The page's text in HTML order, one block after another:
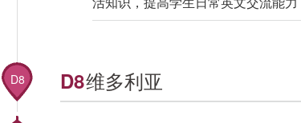
D8 D8维多利亚